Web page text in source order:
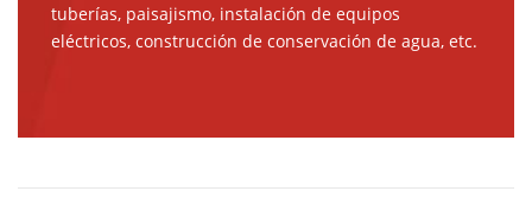
tuberías, paisajismo, instalación de equipos
eléctricos, construcción de conservación de agua, etc.